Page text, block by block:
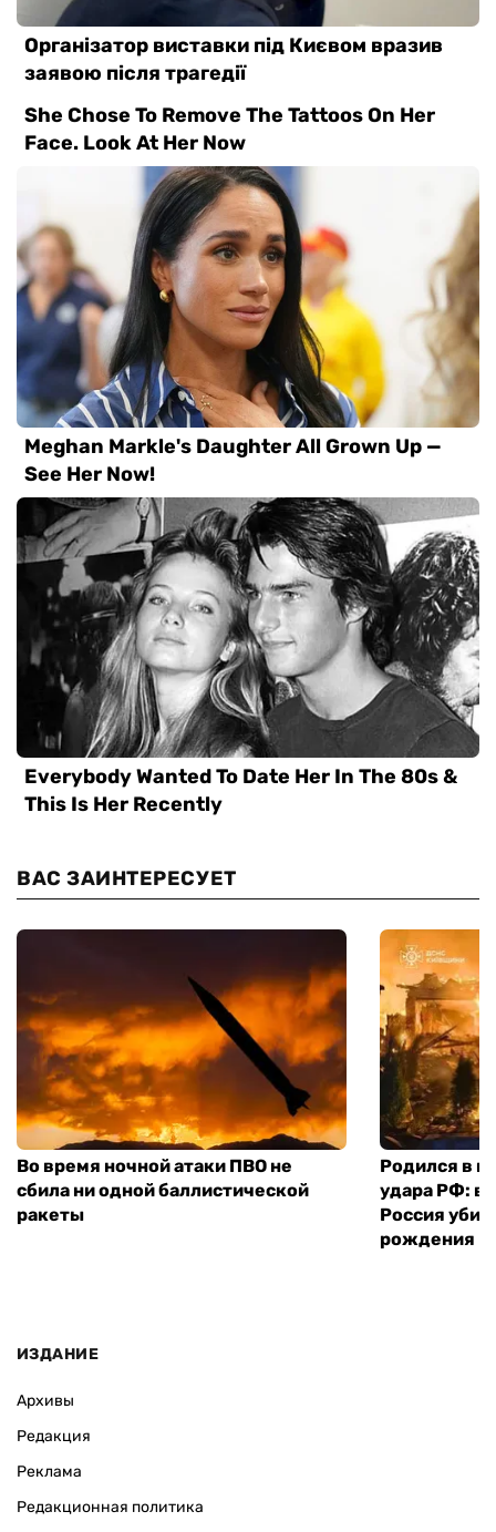
ВАС ЗАИНТЕРЕСУЕТ
Во время ночной атаки ПВО не
сбила ни одной баллистической
ракеты
Родился в
удара РФ: в
Россия
рождения
ИЗДАНИЕ
Архивы
Редакция
Реклама
Редакционная политика